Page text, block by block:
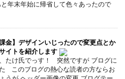
年末年始に帰省して色々あったので
課金】デザインいじったので変更点とか
イトを紹介します
たけ氏でっす！ 突然ですが ブログに
このブログの熱心な読者の方ならお